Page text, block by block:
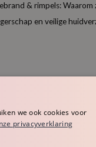
& rimpels:
en veilige
we ook cookies voor
privacyverklaring